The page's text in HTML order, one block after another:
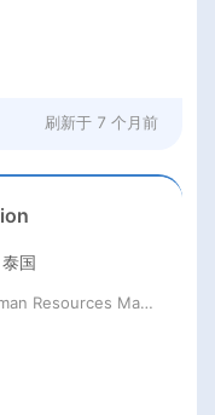
刷新于 7 个月前
泰国
China Foreign Union (Chengdu) Human Resources Management Co., Ltd